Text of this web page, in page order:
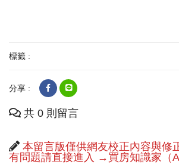
標籤 :
分享 :
共 0 則留言
本留言版僅供網友校正內容與修
有問題請直接進入 →買房知識家（